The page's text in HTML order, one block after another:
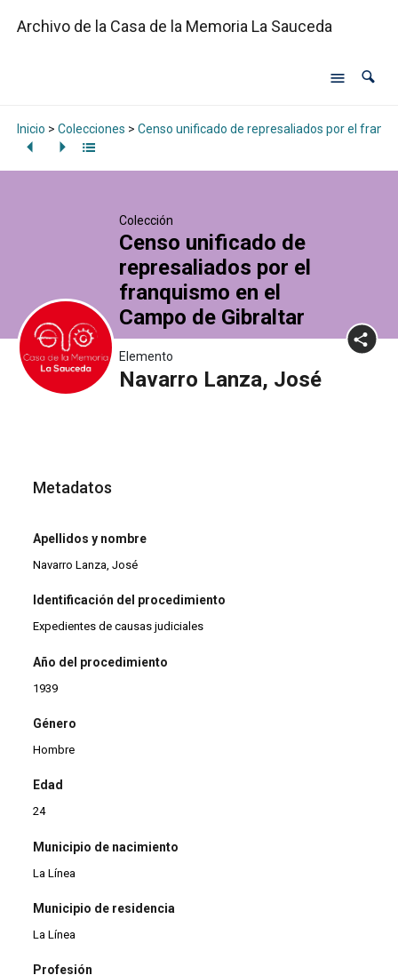
Archivo de la Casa de la Memoria La Sauceda
Inicio > Colecciones > Censo unificado de represaliados por el
Colección
Censo unificado de
represaliados por el
franquismo en el
Campo de Gibraltar
Elemento
Navarro Lanza, José
Metadatos
Apellidos y nombre
Navarro Lanza, José
Identificación del procedimiento
Expedientes de causas judiciales
Año del procedimiento
1939
Género
Hombre
Edad
24
Municipio de nacimiento
La Línea
Municipio de residencia
La Línea
Profesión